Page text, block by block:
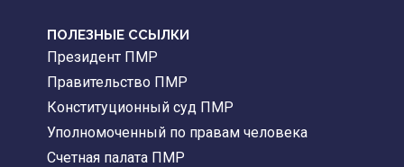
ПОЛЕЗНЫЕ ССЫЛКИ
Президент ПМР
Правительство ПМР
Конституционный суд ПМР
Уполномоченный по правам человека
Счетная палата ПМР